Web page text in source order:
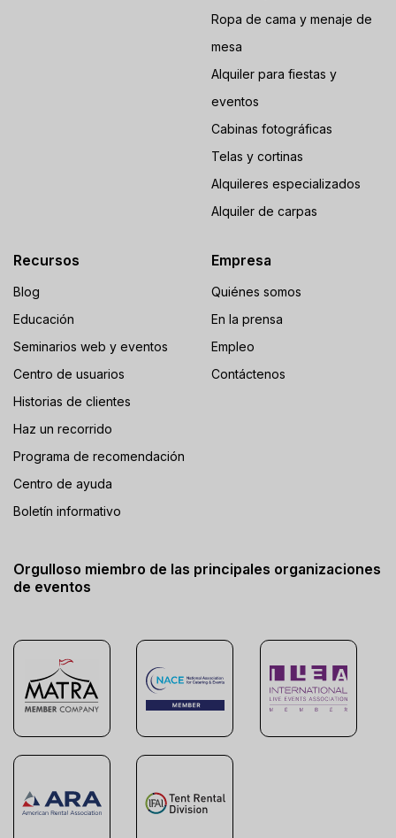
Ropa de cama y menaje de
mesa
Alquiler para fiestas y
eventos
Cabinas fotográficas
Telas y cortinas
Alquileres especializados
Alquiler de carpas
Recursos
Blog
Educación
Seminarios web y eventos
Centro de usuarios
Historias de clientes
Haz un recorrido
Programa de recomendación
Centro de ayuda
Boletín informativo
Empresa
Quiénes somos
En la prensa
Empleo
Contáctenos
Orgulloso miembro de las principales organizaciones
de eventos